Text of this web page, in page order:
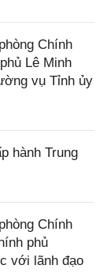
Chính
Lê Minh
vụ Tỉnh ủy
hành Trung
Chính
phủ
với lãnh đạo